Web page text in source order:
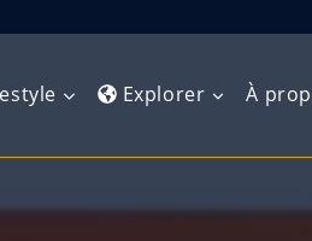
Explorer À